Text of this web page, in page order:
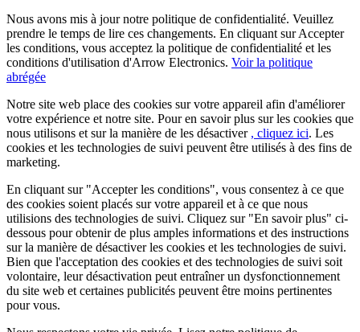
Nous avons mis à jour notre politique de confidentialité. Veuillez
prendre le temps de lire ces changements. En cliquant sur Accepter
les conditions, vous acceptez la politique de confidentialité et les
conditions d'utilisation d'Arrow Electronics. Voir la politique
abrégée
Notre site web place des cookies sur votre appareil afin d'améliorer
votre expérience et notre site. Pour en savoir plus sur les cookies que
nous utilisons et sur la manière de les désactiver , cliquez ici. Les
cookies et les technologies de suivi peuvent être utilisés à des fins de
marketing.
En cliquant sur "Accepter les conditions", vous consentez à ce que
des cookies soient placés sur votre appareil et à ce que nous
utilisions des technologies de suivi. Cliquez sur "En savoir plus" ci-
dessous pour obtenir de plus amples informations et des instructions
sur la manière de désactiver les cookies et les technologies de suivi.
Bien que l'acceptation des cookies et des technologies de suivi soit
volontaire, leur désactivation peut entraîner un dysfonctionnement
du site web et certaines publicités peuvent être moins pertinentes
pour vous.